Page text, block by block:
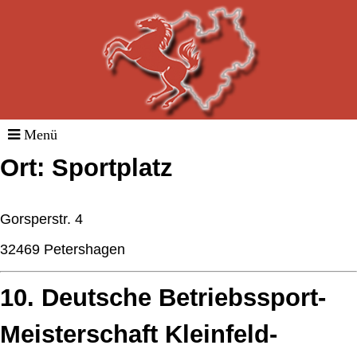
Ort: Sportplatz
Gorsperstr. 4
32469 Petershagen
10. Deutsche Betriebssport-
Meisterschaft Kleinfeld-